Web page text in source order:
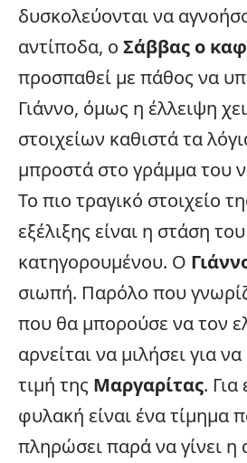
δυσκολεύονται να
αντίποδα, ο Σάββας ο
προσπαθεί με πάθος να
Γιάννο, όμως η έλλειψη
στοιχείων καθιστά τα
μπροστά στο γράμμα του
Το πιο τραγικό στοιχείο
εξέλιξης είναι η στάση
κατηγορουμένου. Ο
σιωπή. Παρόλο που
που θα μπορούσε να τον
αρνείται να μιλήσει για
τιμή της Μαργαρίτας. Για
φυλακή είναι ένα τίμημα
πληρώσει παρά να γίνει η